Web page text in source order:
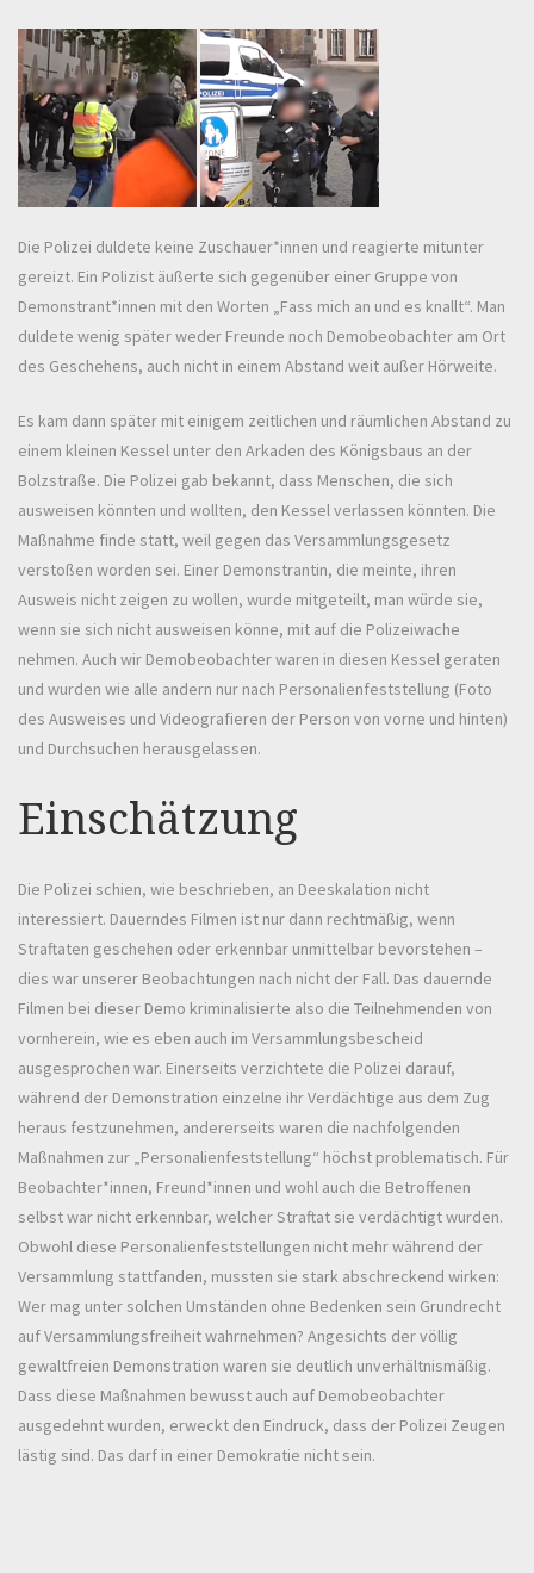
Die Polizei duldete keine Zuschauer*innen und reagierte mitunter
gereizt. Ein Polizist äußerte sich gegenüber einer Gruppe von
Demonstrant*innen mit den Worten „Fass mich an und es knallt“. Man
duldete wenig später weder Freunde noch Demobeobachter am Ort
des Geschehens, auch nicht in einem Abstand weit außer Hörweite.
Es kam dann später mit einigem zeitlichen und räumlichen Abstand zu
einem kleinen Kessel unter den Arkaden des Königsbaus an der
Bolzstraße. Die Polizei gab bekannt, dass Menschen, die sich
ausweisen könnten und wollten, den Kessel verlassen könnten. Die
Maßnahme finde statt, weil gegen das Versammlungsgesetz
verstoßen worden sei. Einer Demonstrantin, die meinte, ihren
Ausweis nicht zeigen zu wollen, wurde mitgeteilt, man würde sie,
wenn sie sich nicht ausweisen könne, mit auf die Polizeiwache
nehmen. Auch wir Demobeobachter waren in diesen Kessel geraten
und wurden wie alle andern nur nach Personalienfeststellung (Foto
des Ausweises und Videografieren der Person von vorne und hinten)
und Durchsuchen herausgelassen.
Einschätzung
Die Polizei schien, wie beschrieben, an Deeskalation nicht
interessiert. Dauerndes Filmen ist nur dann rechtmäßig, wenn
Straftaten geschehen oder erkennbar unmittelbar bevorstehen –
dies war unserer Beobachtungen nach nicht der Fall. Das dauernde
Filmen bei dieser Demo kriminalisierte also die Teilnehmenden von
vornherein, wie es eben auch im Versammlungsbescheid
ausgesprochen war. Einerseits verzichtete die Polizei darauf,
während der Demonstration einzelne ihr Verdächtige aus dem Zug
heraus festzunehmen, andererseits waren die nachfolgenden
Maßnahmen zur „Personalienfeststellung“ höchst problematisch. Für
Beobachter*innen, Freund*innen und wohl auch die Betroffenen
selbst war nicht erkennbar, welcher Straftat sie verdächtigt wurden.
Obwohl diese Personalienfeststellungen nicht mehr während der
Versammlung stattfanden, mussten sie stark abschreckend wirken:
Wer mag unter solchen Umständen ohne Bedenken sein Grundrecht
auf Versammlungsfreiheit wahrnehmen? Angesichts der völlig
gewaltfreien Demonstration waren sie deutlich unverhältnismäßig.
Dass diese Maßnahmen bewusst auch auf Demobeobachter
ausgedehnt wurden, erweckt den Eindruck, dass der Polizei Zeugen
lästig sind. Das darf in einer Demokratie nicht sein.